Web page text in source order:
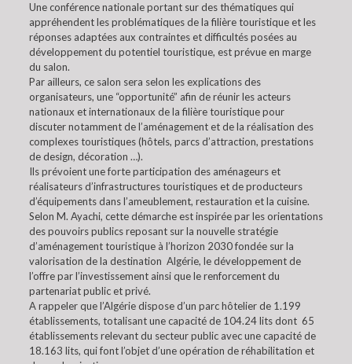
Une conférence nationale portant sur des thématiques qui
appréhendent les problématiques de la filière touristique et les
réponses adaptées aux contraintes et difficultés posées au
développement du potentiel touristique, est prévue en marge
du salon.
Par ailleurs, ce salon sera selon les explications des
organisateurs, une “opportunité” afin de réunir les acteurs
nationaux et internationaux de la filière touristique pour
discuter notamment de l’aménagement et de la réalisation des
complexes touristiques (hôtels, parcs d’attraction, prestations
de design, décoration …).
Ils prévoient une forte participation des aménageurs et
réalisateurs d’infrastructures touristiques et de producteurs
d’équipements dans l’ameublement, restauration et la cuisine.
Selon M. Ayachi, cette démarche est inspirée par les orientations
des pouvoirs publics reposant sur la nouvelle stratégie
d’aménagement touristique à l’horizon 2030 fondée sur la
valorisation de la destination Algérie, le développement de
l’offre par l’investissement ainsi que le renforcement du
partenariat public et privé.
A rappeler que l’Algérie dispose d’un parc hôtelier de 1.199
établissements, totalisant une capacité de 104.24 lits dont 65
établissements relevant du secteur public avec une capacité de
18.163 lits, qui font l’objet d’une opération de réhabilitation et